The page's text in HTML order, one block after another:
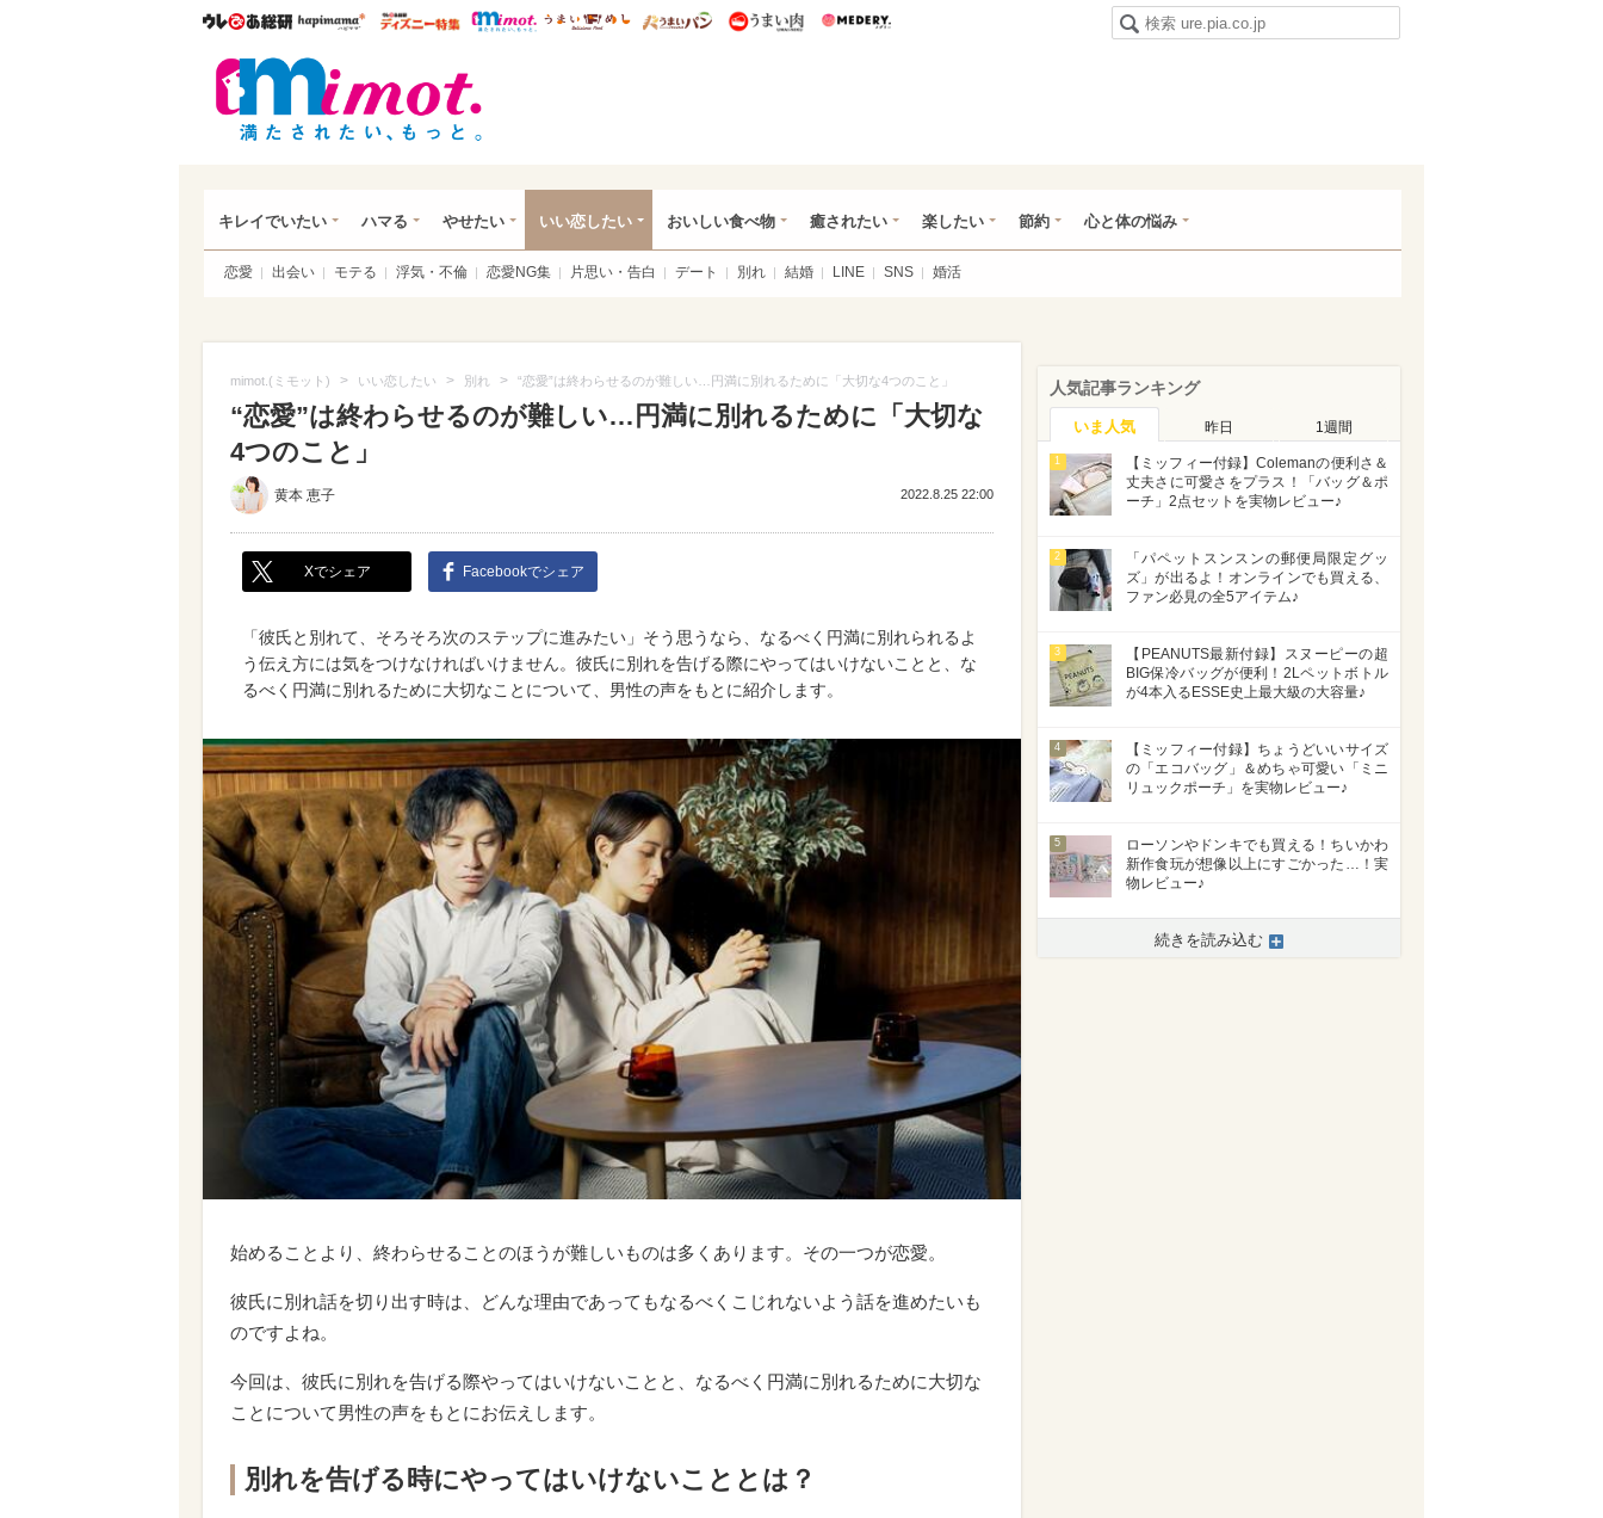
ウレぴあ総研ハピママ* ウレぴあ総研 ディズニー特集
mimot. うまいめし うまいパン うまい肉
キレイでいたい ハマる やせたい いい恋したい おいしい食べ物 癒されたい 楽したい 節約 心と体の悩み
恋愛 出会い モテる 浮気・不倫 恋愛NG集 片思い・告白 デート 別れ 結婚 LINE SNS 婚活
mimot.(ミモット) > いい恋したい > 別れ > “恋愛”は終わらせるのが難しい…円満に別れるために「大切な4つのこと」
“恋愛”は終わらせるのが難しい…円満に別れるために「大切な
4つのこと」
黄本 恵子 2022.8.25 22:00
Xでシェア Facebookでシェア
「彼氏と別れて、そろそろ次のステップに進みたい」そう思うなら、なるべく円満に別れられるよ
う伝え方には気をつけなければいけません。彼氏に別れを告げる際にやってはいけないことと、な
るべく円満に別れるために大切なことについて、男性の声をもとに紹介します。
始めることより、終わらせることのほうが難しいものは多くあります。その一つが恋愛。
彼氏に別れ話を切り出す時は、どんな理由であってもなるべくこじれないよう話を進めたいも
のですよね。
今回は、彼氏に別れを告げる際やってはいけないことと、なるべく円満に別れるために大切な
ことについて男性の声をもとにお伝えします。
別れを告げる時にやってはいけないこととは？
人気記事ランキング
いま人気 昨日 1週間
1
【ミッフィー付録】Colemanの便利さ＆
丈夫さに可愛さをプラス！「バッグ＆ポ
ーチ」2点セットを実物レビュー♪
2
「パペットスンスンの郵便局限定グッ
ズ」が出るよ！オンラインでも買える、
ファン必見の全5アイテム♪
3
【PEANUTS最新付録】スヌーピーの超
BIG保冷バッグが便利！2Lペットボトル
が4本入るESSE史上最大級の大容量♪
4
【ミッフィー付録】ちょうどいいサイズ
の「エコバッグ」＆めちゃ可愛い「ミニ
リュックポーチ」を実物レビュー♪
5
ローソンやドンキでも買える！ちいかわ
新作食玩が想像以上にすごかった…！実
物レビュー♪
続きを読み込む